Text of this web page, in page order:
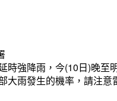
時強降雨，今(10日)晚
大雨發生的機率，請注